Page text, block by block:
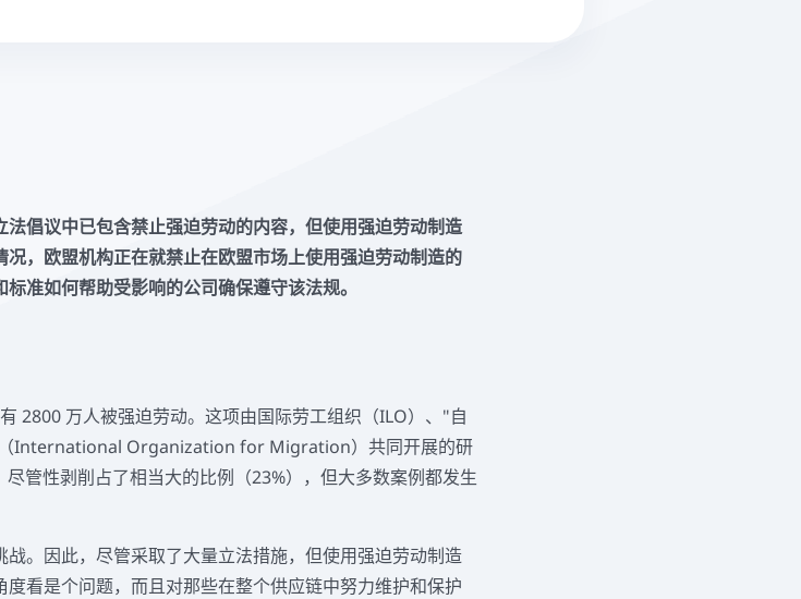
倡议中已包含禁止强迫劳动的内容，但使用强迫劳动制造
，欧盟机构正在就禁止在欧盟市场上使用强迫劳动制造的
准如何帮助受影响的公司确保遵守该法规。
2800 万人被强迫劳动。这项由国际劳工组织（ILO）、"自
International Organization for Migration）共同开展的研
管性剥削占了相当大的比例（23%），但大多数案例都发生
。因此，尽管采取了大量立法措施，但使用强迫劳动制造
看是个问题，而且对那些在整个供应链中努力维护和保护